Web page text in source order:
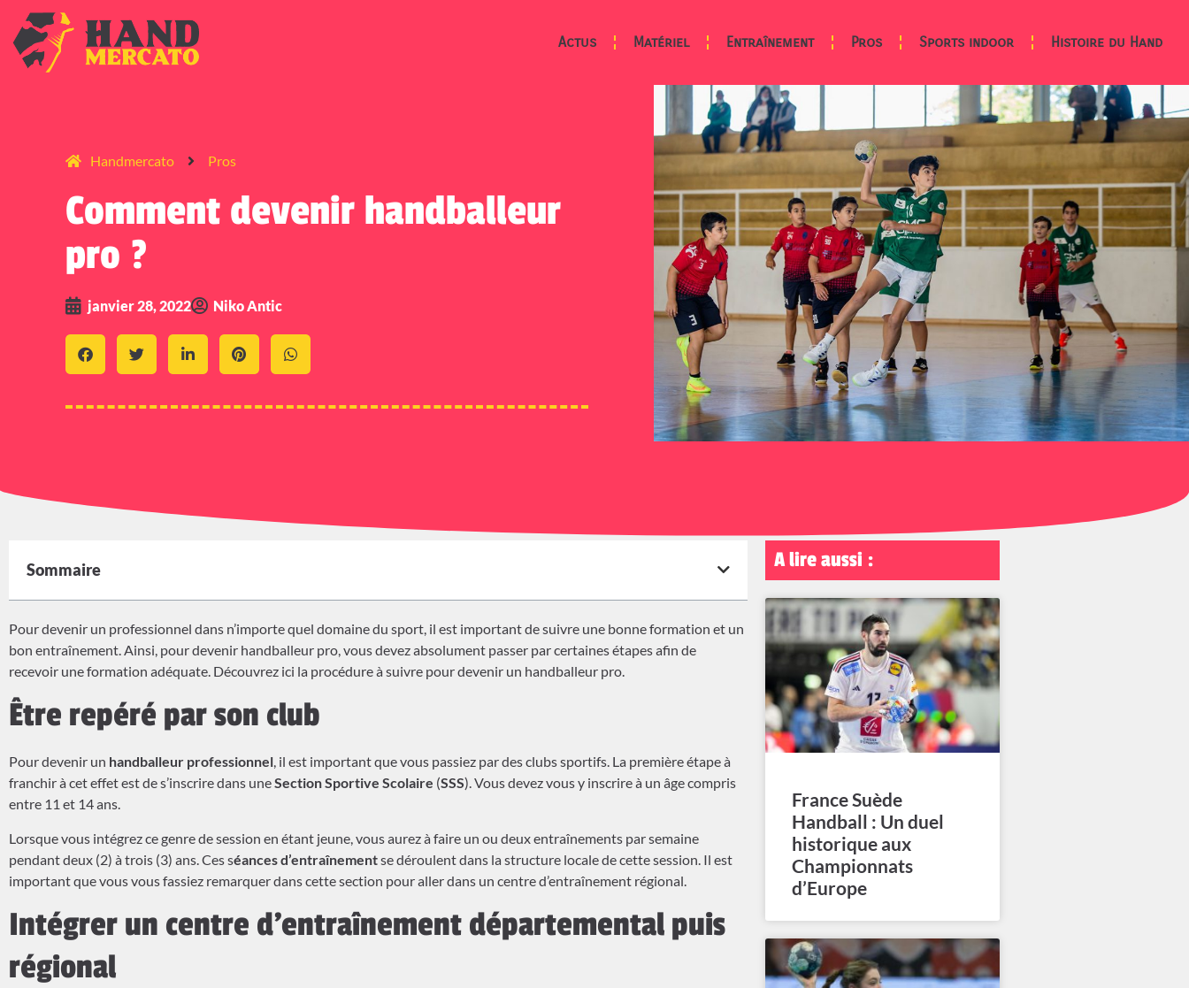
Actus Matériel Entraînement Pros Sports indoor Histoire du Hand
Handmercato Pros
Comment devenir handballeur
pro ?
janvier 28, 2022 Niko Antic
Sommaire
Pour devenir un professionnel dans n’importe quel domaine du sport, il est important de suivre une bonne formation et un
bon entraînement. Ainsi, pour devenir handballeur pro, vous devez absolument passer par certaines étapes afin de
recevoir une formation adéquate. Découvrez ici la procédure à suivre pour devenir un handballeur pro.
Être repéré par son club
Pour devenir un handballeur professionnel, il est important que vous passiez par des clubs sportifs. La première étape à
franchir à cet effet est de s’inscrire dans uneSection Sportive Scolaire (SSS). Vous devez vous y inscrire à un âge compris
entre 11 et 14 ans.
Lorsque vous intégrez ce genre de session en étant jeune, vous aurez à faire un ou deux entraînements par semaine
pendant deux (2) à trois (3) ans. Ces séances d’entraînementse déroulent dans la structure locale de cette session. Il est
important que vous vous fassiez remarquer dans cette section pour aller dans un centre d’entraînement régional.
Intégrer un centre d’entraînement départemental puis
régional
A lire aussi :
France Suède
Handball : Un duel
historique aux
Championnats
d’Europe